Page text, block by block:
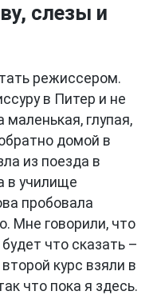
слезы и
режиссером.
в Питер и не
глупая,
домой в
из поезда в
в училище
пробовала
Мне говорили, что
что сказать –
курс взяли в
что пока я здесь.